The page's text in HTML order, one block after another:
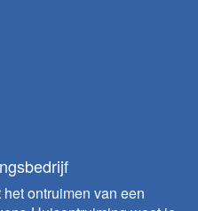
ontruimen van een